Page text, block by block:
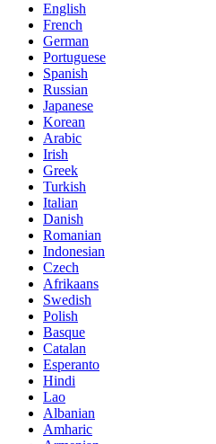
English
French
German
Portuguese
Spanish
Russian
Japanese
Korean
Arabic
Irish
Greek
Turkish
Italian
Danish
Romanian
Indonesian
Czech
Afrikaans
Swedish
Polish
Basque
Catalan
Esperanto
Hindi
Lao
Albanian
Amharic